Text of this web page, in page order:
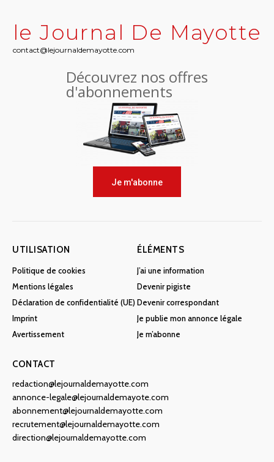
le Journal De Mayotte
contact@lejournaldemayotte.com
Découvrez nos offres
d'abonnements
Je m'abonne
UTILISATION
Politique de cookies
Mentions légales
Déclaration de confidentialité (UE)
Imprint
Avertissement
ÉLÉMENTS
J’ai une information
Devenir pigiste
Devenir correspondant
Je publie mon annonce légale
Je m’abonne
CONTACT
redaction@lejournaldemayotte.com
annonce-legale@lejournaldemayote.com
abonnement@lejournaldemayotte.com
recrutement@lejournaldemayotte.com
direction@lejournaldemayotte.com